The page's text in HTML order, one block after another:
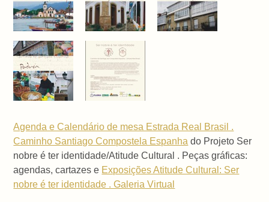
Agenda e Calendário de mesa Estrada Real Brasil .
Caminho Santiago Compostela Espanha do Projeto Ser
nobre é ter identidade/Atitude Cultural . Peças gráficas:
agendas, cartazes e Exposições Atitude Cultural: Ser
nobre é ter identidade . Galeria Virtual